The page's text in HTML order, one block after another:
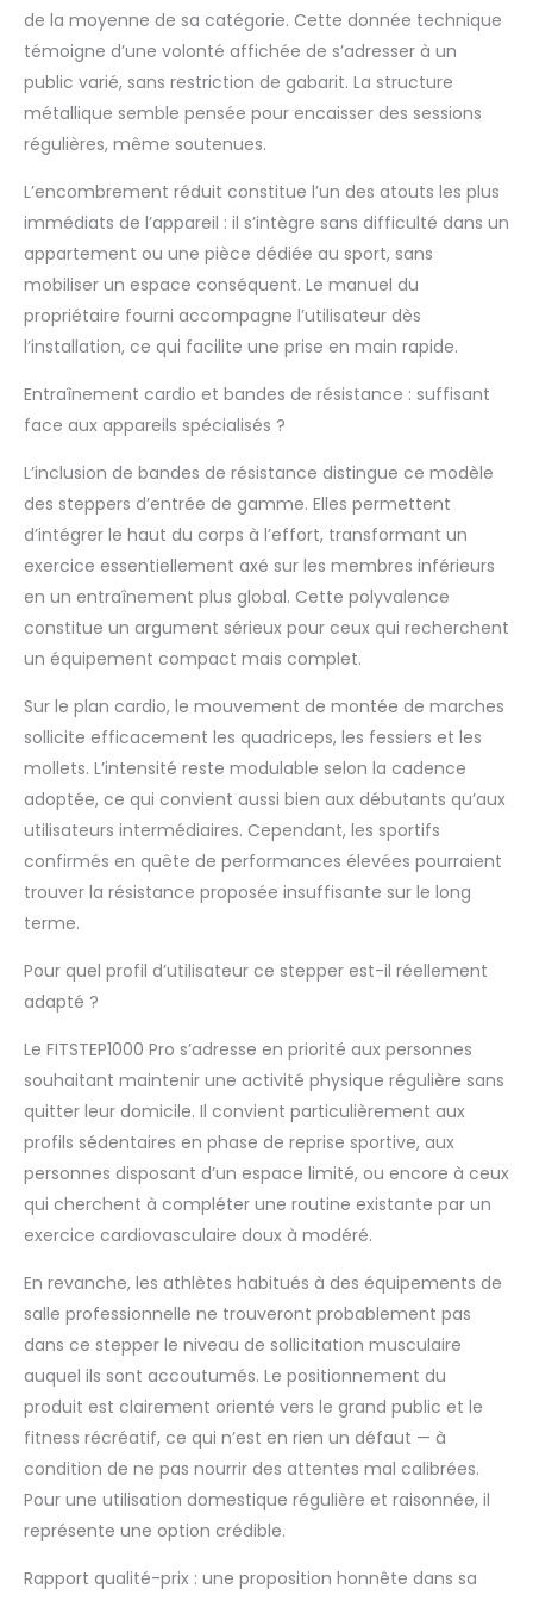
d'acier robuste et
soutenu par quatre
supports robustes,
cette machine pas à
pas offre une sécurité
inégalées. Le
coussinet en
excellente adhérence
et empêche les
rayures sur le sol.
Taille optimale avec
largeur intérieure plus
large – Mesurant 45 x
41 x 24 cm (L x l x H) et
une largeur intérieure
de 8,9 cm, ce stepper
pour accueillir des
utilisateurs de
différentes tailles, que
vous ayez des
épaisses. Trajectoire
de mouvement en
forme de V –
mouvements pas à
pas traditionnels, ce
modèle dispose
forme de V qui
engage plus de
groupes musculaires
et améliore
mouvement aide
genoux pendant les
entraînements.
Moniteur LED haute
définition : équipé
d'un compteur LED
très réactif, ce
moniteur pas à pas
dispose d'un
données. Cela vous
permet de surveiller
et de planifier
facilement vos
séances
d'entraînement.
Cylindre de qualité
supérieure avec
: le stepper utilise des
cylindres hydrauliques
assurant une
de la moyenne de sa catégorie. Cette donnée technique
témoigne d’une volonté affichée de s’adresser à un
public varié, sans restriction de gabarit. La structure
métallique semble pensée pour encaisser des sessions
régulières, même soutenues.
L’encombrement réduit constitue l’un des atouts les plus
immédiats de l’appareil : il s’intègre sans difficulté dans un
appartement ou une pièce dédiée au sport, sans
mobiliser un espace conséquent. Le manuel du
propriétaire fourni accompagne l’utilisateur dès
l’installation, ce qui facilite une prise en main rapide.
Entraînement cardio et bandes de résistance : suffisant
face aux appareils spécialisés ?
L’inclusion de bandes de résistance distingue ce modèle
des steppers d’entrée de gamme. Elles permettent
d’intégrer le haut du corps à l’effort, transformant un
exercice essentiellement axé sur les membres inférieurs
en un entraînement plus global. Cette polyvalence
constitue un argument sérieux pour ceux qui recherchent
un équipement compact mais complet.
Sur le plan cardio, le mouvement de montée de marches
sollicite efficacement les quadriceps, les fessiers et les
mollets. L’intensité reste modulable selon la cadence
adoptée, ce qui convient aussi bien aux débutants qu’aux
utilisateurs intermédiaires. Cependant, les sportifs
confirmés en quête de performances élevées pourraient
trouver la résistance proposée insuffisante sur le long
terme.
Pour quel profil d’utilisateur ce stepper est-il réellement
adapté ?
Le FITSTEP1000 Pro s’adresse en priorité aux personnes
souhaitant maintenir une activité physique régulière sans
quitter leur domicile. Il convient particulièrement aux
profils sédentaires en phase de reprise sportive, aux
personnes disposant d’un espace limité, ou encore à ceux
qui cherchent à compléter une routine existante par un
exercice cardiovasculaire doux à modéré.
En revanche, les athlètes habitués à des équipements de
salle professionnelle ne trouveront probablement pas
dans ce stepper le niveau de sollicitation musculaire
auquel ils sont accoutumés. Le positionnement du
produit est clairement orienté vers le grand public et le
fitness récréatif, ce qui n’est en rien un défaut — à
condition de ne pas nourrir des attentes mal calibrées.
Pour une utilisation domestique régulière et raisonnée, il
représente une option crédible.
Rapport qualité-prix : une proposition honnête dans sa